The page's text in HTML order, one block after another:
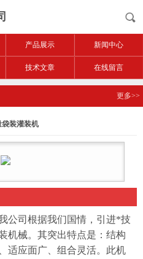
产品展示 新闻中心
技术文章 在线留言
更多>>
袋装灌装机
公司根据我们国情，引进*技
机械。其突出特点是：结构
适应面广、组合灵活。此机